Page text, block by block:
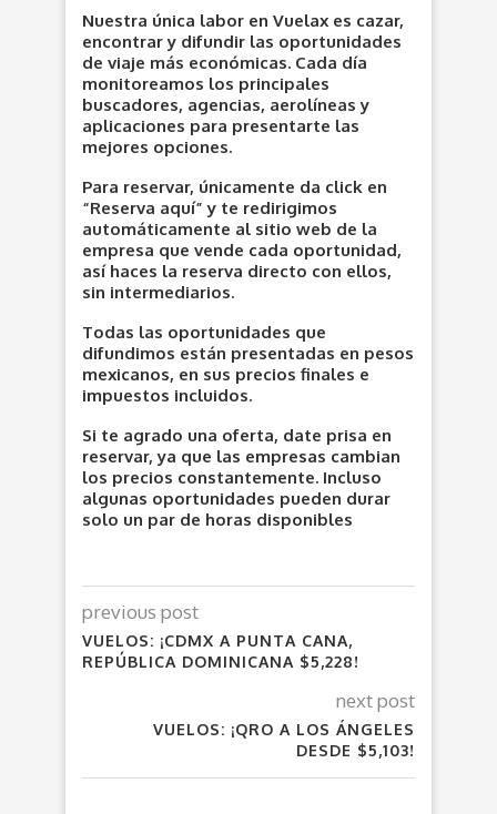
Nuestra única labor en Vuelax es cazar,
encontrar y difundir las oportunidades
de viaje más económicas. Cada día
monitoreamos los principales
buscadores, agencias, aerolíneas y
aplicaciones para presentarte las
mejores opciones.
Para reservar, únicamente da click en
“Reserva aquí” y te redirigimos
automáticamente al sitio web de la
empresa que vende cada oportunidad,
así haces la reserva directo con ellos,
sin intermediarios.
Todas las oportunidades que
difundimos están presentadas en pesos
mexicanos, en sus precios finales e
impuestos incluidos.
Si te agrado una oferta, date prisa en
reservar, ya que las empresas cambian
los precios constantemente. Incluso
algunas oportunidades pueden durar
solo un par de horas disponibles
previous post
VUELOS: ¡CDMX A PUNTA CANA,
REPÚBLICA DOMINICANA $5,228!
next post
VUELOS: ¡QRO A LOS ÁNGELES
DESDE $5,103!